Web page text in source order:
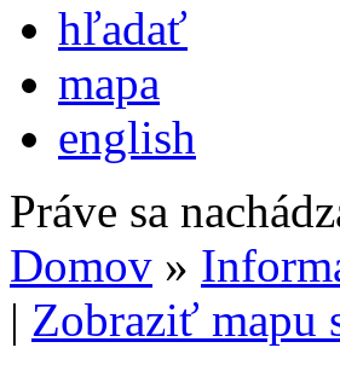
hľadať
mapa
english
Práve sa
Domov »
| Zobraziť mapu